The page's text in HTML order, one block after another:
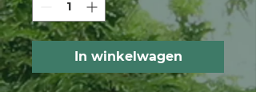
In winkelwagen